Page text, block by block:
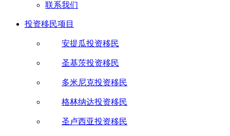
联系我们
投资移民项目
安提瓜投资移民
圣基茨投资移民
多米尼克投资移民
格林纳达投资移民
圣卢西亚投资移民